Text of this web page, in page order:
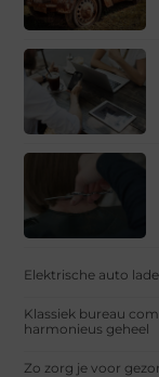
Elektrische auto
Klassiek bureau
harmonieus geheel
Zo zorg je voor